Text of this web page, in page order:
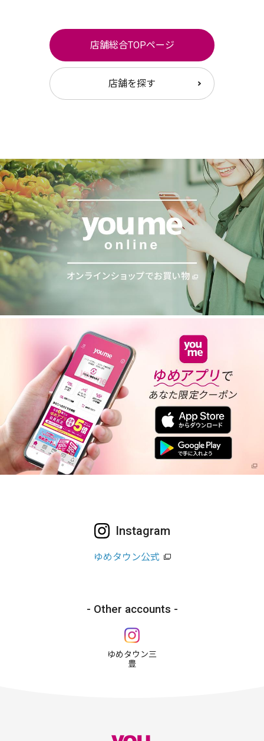
店舗総合TOPページ
店舗を探す
Instagram
ゆめタウン公式
Other accounts
ゆめタウン三
豊